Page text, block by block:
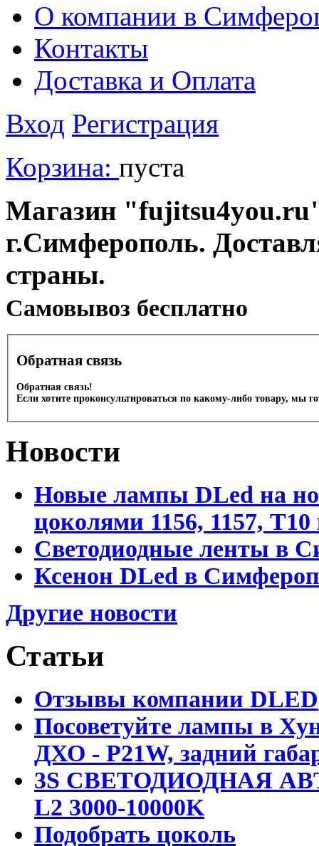
О компании в
Контакты
Доставка и Оплата
Вход Регистрация
Корзина: пуста
Магазин
г.Симферополь.
страны.
Cамовывоз бесплатно
Обратная связь
Обратная связь!
Если хотите проконсультироваться по какому-либо товару, мы
Новости
Новые лампы DLed на
цоколями 1156, 1157,
Светодиодные ленты в
Ксенон DLed в
Другие новости
Статьи
Отзывы компании DLED
Посоветуйте лампы в
ДХО - P21W, задний
3S СВЕТОДИОДНАЯ
L2 3000-10000K
Подобрать цоколь